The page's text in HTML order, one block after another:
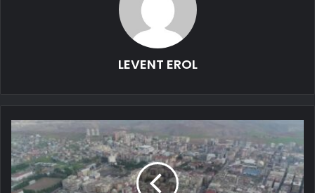
LEVENT EROL